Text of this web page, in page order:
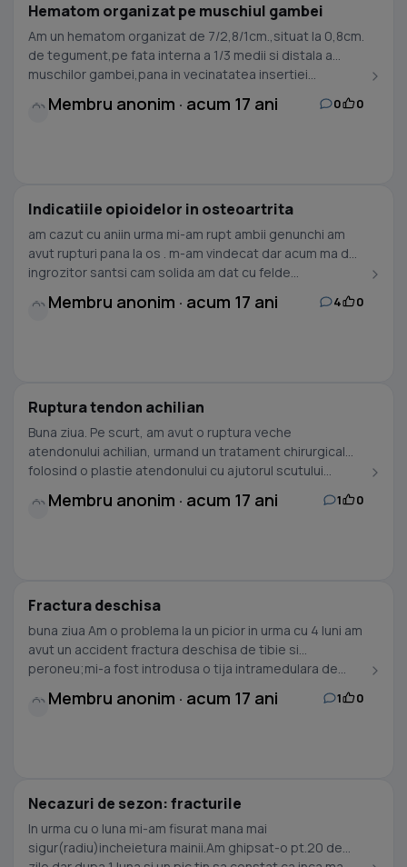
Hematom organizat pe muschiul gambei
Am un hematom organizat de 7/2,8/1cm.,situat la 0,8cm.
de tegument,pe fata interna a 1/3 medii si distala a
muschilor gambei,pana in vecinatatea insertiei...
Membru anonim · acum 17 ani 0 0
Indicatiile opioidelor in osteoartrita
am cazut cu aniin urma mi-am rupt ambii genunchi am
avut rupturi pana la os . m-am vindecat dar acum ma dor
ingrozitor santsi cam solida am dat cu felde...
Membru anonim · acum 17 ani 4 0
Ruptura tendon achilian
Buna ziua. Pe scurt, am avut o ruptura veche
atendonului achilian, urmand un tratament chirurgical
folosind o plastie atendonului cu ajutorul scutului...
Membru anonim · acum 17 ani 1 0
Fractura deschisa
buna ziua Am o problema la un picior in urma cu 4 luni am
avut un accident fractura deschisa de tibie si
peroneu;mi-a fost introdusa o tija intramedulara de...
Membru anonim · acum 17 ani 1 0
Necazuri de sezon: fracturile
In urma cu o luna mi-am fisurat mana mai
sigur(radiu)incheietura mainii.Am ghipsat-o pt.20 de